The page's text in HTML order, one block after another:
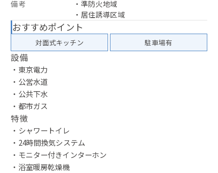
備考
・準防火地域
・居住誘導区域
おすすめポイント
対面式キッチン 駐車場有
設備
・東京電力
・公営水道
・公共下水
・都市ガス
特徴
・シャワートイレ
・24時間換気システム
・モニター付きインターホン
・浴室暖房乾燥機